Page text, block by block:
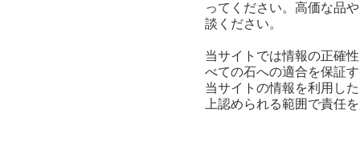
ってください。高価な品
談ください。
当サイトでは情報の正確
べての石への適合を保証
当サイトの情報を利用し
上認められる範囲で責任